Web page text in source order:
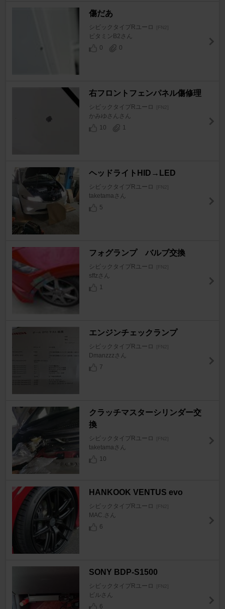
傷だあ
シビックタイプRユーロ [FN2]
ビタミンB2さん
0
0
右フロントフェンパネル傷修理
シビックタイプRユーロ [FN2]
かみゆさんさん
10
1
ヘッドライトHID→LED
シビックタイプRユーロ [FN2]
taketamaさん
5
フォグランプ バルブ交換
シビックタイプRユーロ [FN2]
sffzさん
1
エンジンチェックランプ
シビックタイプRユーロ [FN2]
Dmanzzzさん
7
クラッチマスターシリンダー交
換
シビックタイプRユーロ [FN2]
taketamaさん
10
HANKOOK VENTUS evo
シビックタイプRユーロ [FN2]
MAC.さん
6
SONY BDP-S1500
シビックタイプRユーロ [FN2]
ビルさん
6